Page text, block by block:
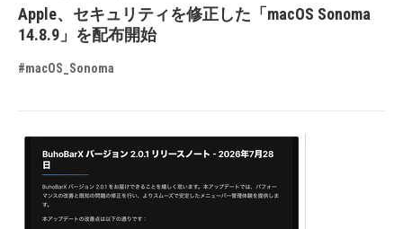
Apple、セキュリティを修正した「macOS Sonoma
14.8.9」を配布開始
#macOS_Sonoma